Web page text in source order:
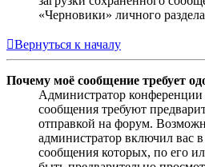
«Черновики» личного
Вернуться к началу
Почему моё сообщение требует
Администратор
сообщения требуют
отправкой на форум.
администратор включил вас
сообщения которых, по его